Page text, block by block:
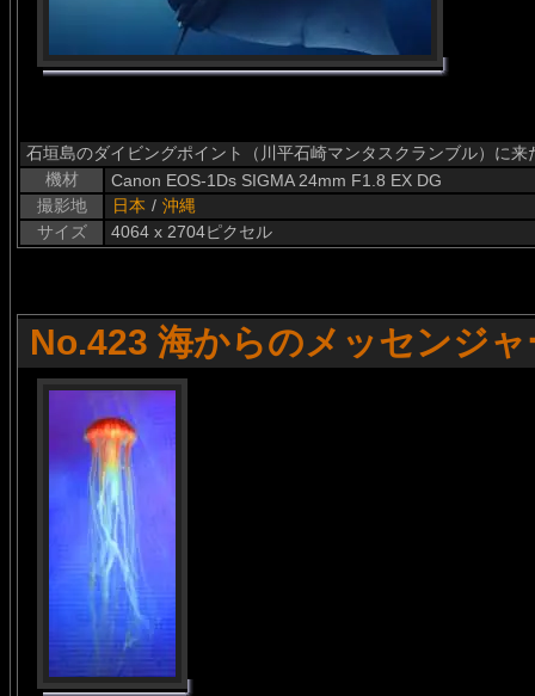
石垣島のダイビングポイント（川平石崎マンタスクランブル）に来
機材
Canon EOS-1Ds SIGMA 24mm F1.8 EX DG
撮影地
日本 / 沖縄
サイズ
4064 x 2704ピクセル
No.423 海からのメッセンジャ